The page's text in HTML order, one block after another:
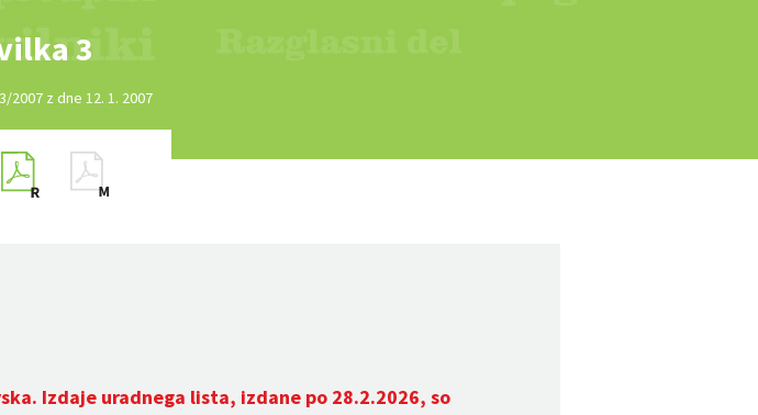
3
2007 z dne 12. 1. 2007
Izdaje uradnega lista, izdane po 28.2.2026, so